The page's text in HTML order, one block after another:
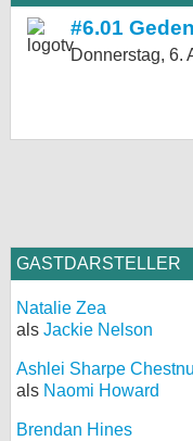
#6.01
Donnerstag, 6.
GASTDARSTELLER
Natalie Zea
als Jackie Nelson
Ashlei Sharpe
als Naomi Howard
Brendan Hines